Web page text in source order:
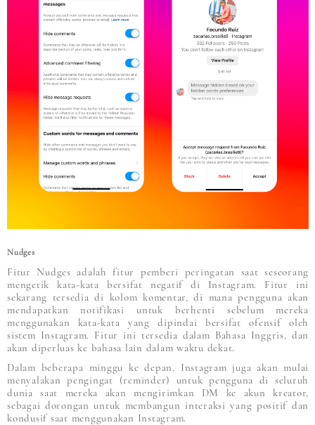
Nudges
Fitur Nudges adalah fitur pemberi peringatan saat seseorang
mengetik kata-kata bersifat negatif di Instagram. Fitur ini
sekarang tersedia di kolom komentar, di mana pengguna akan
mendapatkan notifikasi untuk berhenti sebelum mereka
menggunakan kata-kata yang dipindai bersifat ofensif oleh
sistem Instagram. Fitur ini tersedia dalam Bahasa Inggris, dan
akan diperluas ke bahasa lain dalam waktu dekat.
Dalam beberapa minggu ke depan, Instagram juga akan mulai
menyalakan pengingat (reminder) untuk pengguna di seluruh
dunia saat mereka akan mengirimkan DM ke akun kreator,
sebagai dorongan untuk membangun interaksi yang positif dan
kondusif saat menggunakan Instagram.